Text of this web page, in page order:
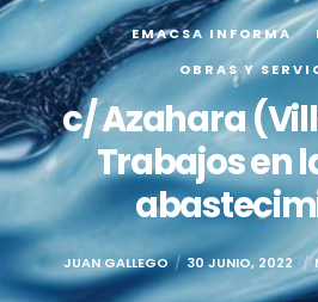
EMACSA INFORMA
OBRAS Y
c/ Azahara
Trabajos en
JUAN GALLEGO 30 JUNIO, 2022